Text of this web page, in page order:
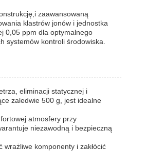
zaawansowaną
klastrów jonów i jednostka
0,05 ppm dla optymalnego
systemów kontroli środowiska.
eliminacji statycznej i
zaledwie 500 g, jest idealne
atmosfery przy
niezawodną i bezpieczną
komponenty i zakłócić